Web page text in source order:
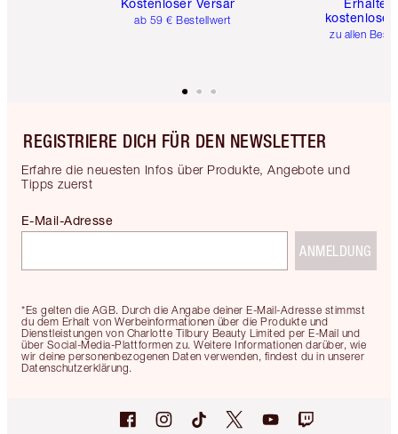
Kostenloser Versand
ab 59 € Bestellwert
Erhalte
kostenlose
zu allen
REGISTRIERE DICH FÜR DEN NEWSLETTER
Erfahre die neuesten Infos über Produkte, Angebote und
Tipps zuerst
*Es gelten die AGB. Durch die Angabe deiner E-Mail-Adresse stimmst
du dem Erhalt von Werbeinformationen über die Produkte und
Dienstleistungen von Charlotte Tilbury Beauty Limited per E-Mail und
über Social-Media-Plattformen zu. Weitere Informationen darüber, wie
wir deine personenbezogenen Daten verwenden, findest du in unserer
Datenschutzerklärung.
E-Mail-Adresse
ANMELDUNG